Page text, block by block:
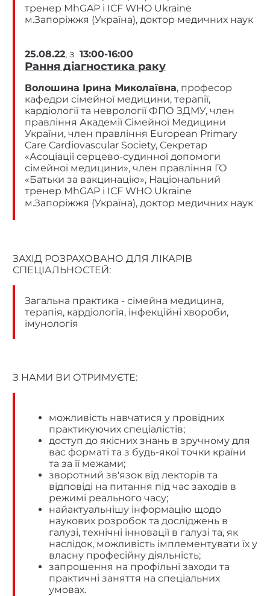
тренер MhGAP і ICF WHO Ukraine
м.Запоріжжя (Україна), доктор медичних наук
25.08.22, з 13:00-16:00
Рання діагностика раку
Волошина Ірина Миколаївна, професор
кафедри сімейної медицини, терапії,
кардіології та неврології ФПО ЗДМУ, член
правління Академії Сімейної Медицини
України, член правління European Primary
Care Cardiovascular Society, Секретар
«Асоціації серцево-судинної допомоги
сімейної медицини», член правління ГО
«Батьки за вакцинацію», Національний
тренер MhGAP і ICF WHO Ukraine
м.Запоріжжя (Україна), доктор медичних наук
ЗАХІД РОЗРАХОВАНО ДЛЯ ЛІКАРІВ
СПЕЦІАЛЬНОСТЕЙ:
Загальна практика - сімейна медицина,
терапія, кардіологія, інфекційні хвороби,
імунологія
З НАМИ ВИ ОТРИМУЄТЕ:
можливість навчатися у провідних
практикуючих спеціалістів;
доступ до якісних знань в зручному для
вас форматі та з будь-якої точки країни
та за її межами;
зворотний зв'язок від лекторів та
відповіді на питання під час заходів в
режимі реального часу;
найактуальнішу інформацію щодо
наукових розробок та досліджень в
галузі, технічні інновації в галузі та, як
наслідок, можливість імплементувати їх у
власну професійну діяльність;
запрошення на профільні заходи та
практичні заняття на спеціальних
умовах.